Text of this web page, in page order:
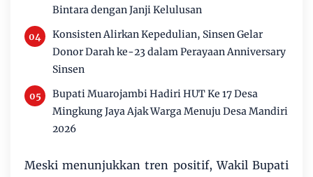
Bintara dengan Janji Kelulusan
Konsisten Alirkan Kepedulian, Sinsen Gelar
Donor Darah ke-23 dalam Perayaan Anniversary
Sinsen
Bupati Muarojambi Hadiri HUT Ke 17 Desa
Mingkung Jaya Ajak Warga Menuju Desa Mandiri
2026
Meski menunjukkan tren positif, Wakil Bupati